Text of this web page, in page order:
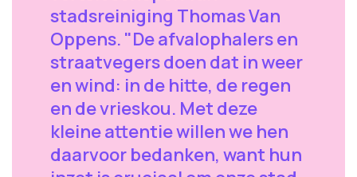
stadsreiniging Thomas Van
Oppens. "De afvalophalers en
straatvegers doen dat in weer
en wind: in de hitte, de regen
en de vrieskou. Met deze
kleine attentie willen we hen
daarvoor bedanken, want hun